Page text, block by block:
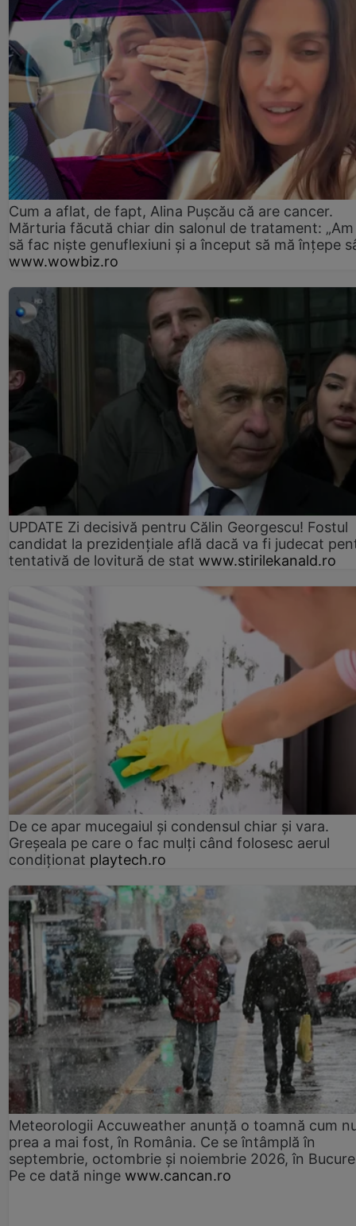
Cum a aflat, de fapt, Alina Pușcău că are cancer.
Mărturia făcută chiar din salonul de tratament:
să fac niște genuflexiuni și a început să mă înțepe
www.wowbiz.ro
UPDATE Zi decisivă pentru Călin Georgescu! Fostul
candidat la prezidențiale află dacă va fi judecat
tentativă de lovitură de stat www.stirilekanald.ro
De ce apar mucegaiul și condensul chiar și vara.
Greșeala pe care o fac mulți când folosesc aerul
condiționat playtech.ro
Meteorologii Accuweather anunță o toamnă cum
prea a mai fost, în România. Ce se întâmplă în
septembrie, octombrie și noiembrie 2026, în
Pe ce dată ninge www.cancan.ro